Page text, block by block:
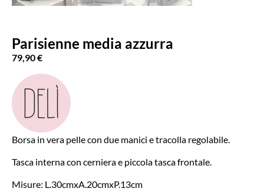
Parisienne media azzurra
79,90€
Borsa in vera pelle con due manici e tracolla regolabile.
Tasca interna con cerniera e piccola tasca frontale.
Misure: L.30cmxA.20cmxP.13cm